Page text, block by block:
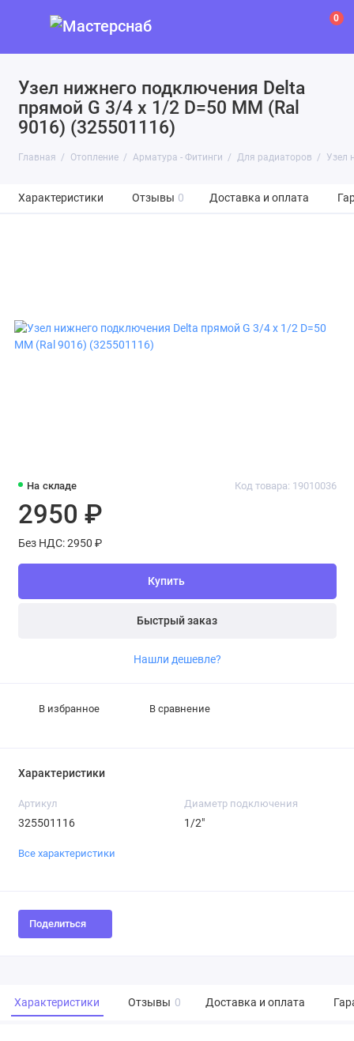
0
Узел нижнего подключения Delta
прямой G 3/4 x 1/2 D=50 MM (Ral
9016) (325501116)
Главная Отопление Арматура - Фитинги Для радиаторов Узел
Характеристики Отзывы 0 Доставка и оплата
На складе Код товара: 19010036
2950 ₽
Без НДС: 2950 ₽
Купить
Быстрый заказ
Нашли дешевле?
В избранное В сравнение
Характеристики
Артикул
325501116
Диаметр подключения
1/2"
Все характеристики
Поделиться
Характеристики Отзывы 0 Доставка и оплата